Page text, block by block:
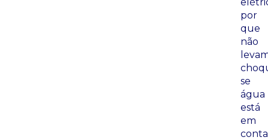
por
que
não
se
água
está
em